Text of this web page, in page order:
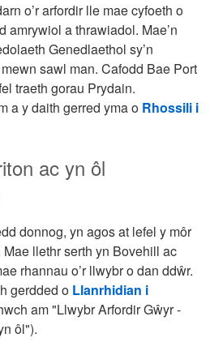
o’r arfordir lle mae cyfoeth o
amrywiol a thrawiadol. Mae’n
Genedlaethol sy’n
sawl man. Cafodd Bae Port
traeth gorau Prydain.
a y daith gerred yma o Rhossili i
ac yn ôl
donnog, yn agos at lefel y môr
Mae llethr serth yn Bovehill ac
rhannau o’r llwybr o dan ddŵr.
gerdded o Llanrhidian i
am "Llwybr Arfordir Gŵyr -
ôl").